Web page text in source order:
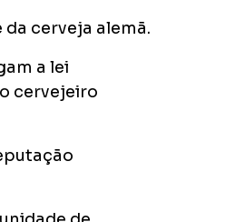
cerveja alemã.
a lei
cervejeiro